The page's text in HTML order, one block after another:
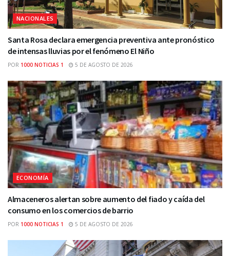
NACIONALES
Santa Rosa declara emergencia preventiva ante pronóstico
de intensas lluvias por el fenómeno El Niño
POR 1000 NOTICIAS 1 5 DE AGOSTO DE 2026
ECONOMÍA
Almaceneros alertan sobre aumento del fiado y caída del
consumo en los comercios de barrio
POR 1000 NOTICIAS 1 5 DE AGOSTO DE 2026